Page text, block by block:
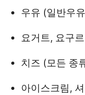
우유 (일반우
요거트, 요구
치즈 (모든 종
아이스크림,